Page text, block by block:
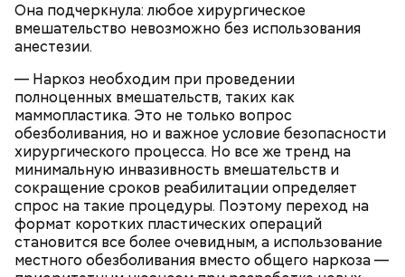
Она подчеркнула: любое хирургическое
вмешательство невозможно без использования
анестезии.
— Наркоз необходим при проведении
полноценных вмешательств, таких как
маммопластика. Это не только вопрос
обезболивания, но и важное условие безопасности
хирургического процесса. Но все же тренд на
минимальную инвазивность вмешательств и
сокращение сроков реабилитации определяет
спрос на такие процедуры. Поэтому переход на
формат коротких пластических операций
становится все более очевидным, а использование
местного обезболивания вместо общего наркоза —
беременным, кормящим женщинам;
людям с ослабленной иммунной системой;